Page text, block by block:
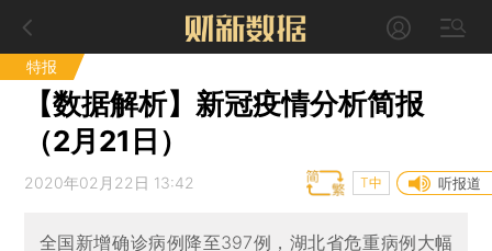
特报
【数据解析】新冠疫情分析简报
（2月21日）
2020年02月22日 13:42 听报道
T中
全国新增确诊病例降至397例，湖北省危重病例大幅